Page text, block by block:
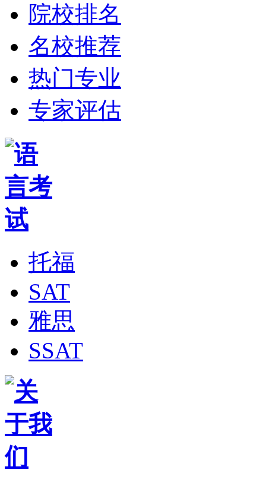
院校排名
名校推荐
热门专业
专家评估
托福
SAT
雅思
SSAT